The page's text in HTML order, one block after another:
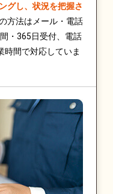
グし、状況を把握さ
方法はメール・電話
・365日受付、電話
時間で対応していま